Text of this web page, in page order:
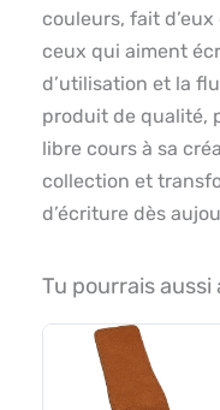
couleurs, fait
ceux qui aiment
d’utilisation et la
produit de qualité,
libre cours à sa
collection et
d’écriture dès
Tu pourrais aussi